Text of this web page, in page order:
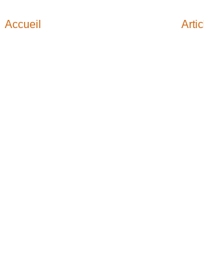
Accueil